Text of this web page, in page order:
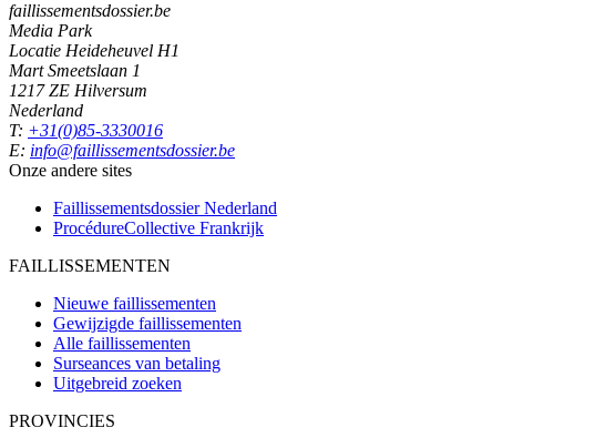
faillissementsdossier.be
Media Park
Locatie Heideheuvel H1
Mart Smeetslaan 1
1217 ZE Hilversum
Nederland
T: +31(0)85-3330016
E: info@faillissementsdossier.be
Onze andere sites
Faillissementsdossier Nederland
ProcédureCollective Frankrijk
FAILLISSEMENTEN
Nieuwe faillissementen
Gewijzigde faillissementen
Alle faillissementen
Surseances van betaling
Uitgebreid zoeken
PROVINCIES